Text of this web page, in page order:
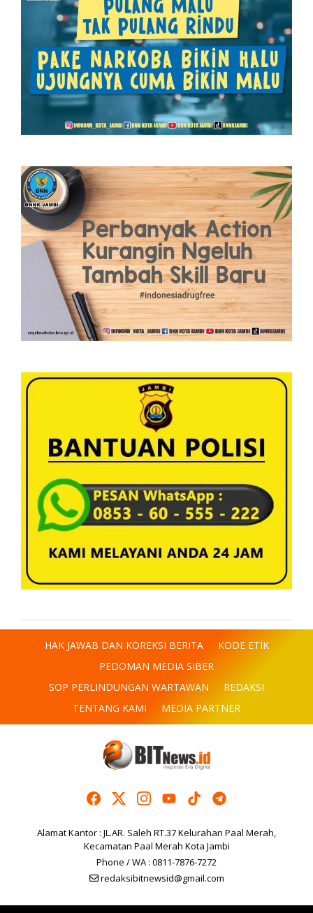
HAK JAWAB DAN KOREKSI BERITA
KODE ETIK
PEDOMAN MEDIA SIBER
SOP PERLINDUNGAN WARTAWAN
REDAKSI
TENTANG KAMI
MEDIA PARTNER
Alamat Kantor : JL.AR. Saleh RT.37 Kelurahan Paal Merah,
Kecamatan Paal Merah Kota Jambi
Phone / WA : 0811-7876-7272
redaksibitnewsid@gmail.com